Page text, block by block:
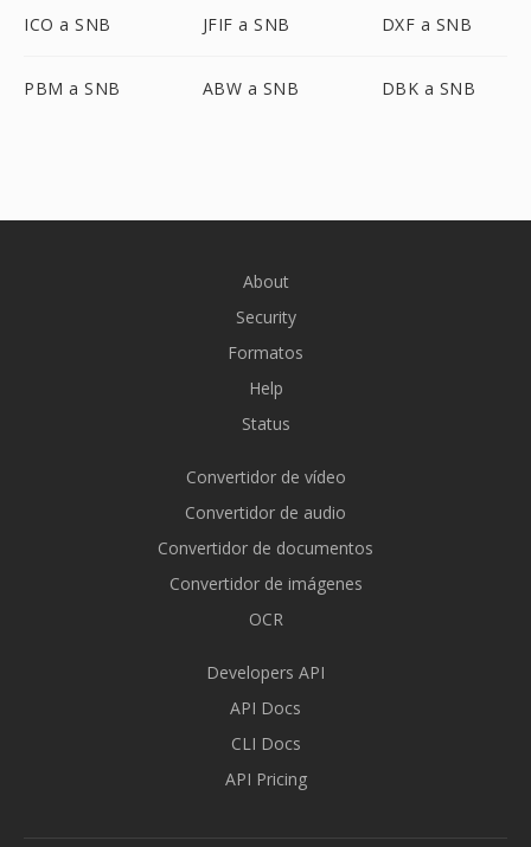
ICO a SNB JFIF a SNB DXF a SNB
PBM a SNB ABW a SNB DBK a SNB
About
Security
Formatos
Help
Status
Convertidor de vídeo
Convertidor de audio
Convertidor de documentos
Convertidor de imágenes
OCR
Developers API
API Docs
CLI Docs
API Pricing